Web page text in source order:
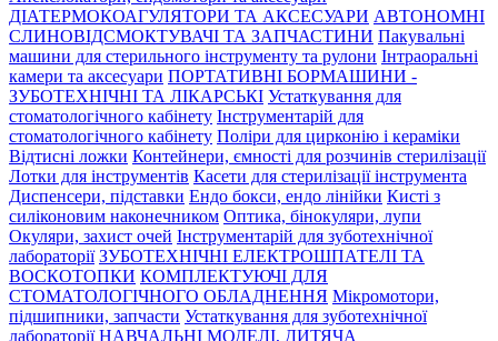
ДІАТЕРМОКОАГУЛЯТОРИ ТА АКСЕСУАРИ АВТОНОМНІ
СЛИНОВІДСМОКТУВАЧІ ТА ЗАПЧАСТИНИ Пакувальні
машини для стерильного інструменту та рулони Інтраоральні
камери та аксесуари ПОРТАТИВНІ БОРМАШИНИ -
ЗУБОТЕХНІЧНІ ТА ЛІКАРСЬКІ Устаткування для
стоматологічного кабінету Інструментарій для
стоматологічного кабінету Поліри для цирконію і кераміки
Відтисні ложки Контейнери, ємності для розчинів стерилізації
Лотки для інструментів Касети для стерилізації інструмента
Диспенсери, підставки Ендо бокси, ендо лінійки Кисті з
силіконовим наконечником Оптика, бінокуляри, лупи
Окуляри, захист очей Інструментарій для зуботехнічної
лабораторії ЗУБОТЕХНІЧНІ ЕЛЕКТРОШПАТЕЛІ ТА
ВОСКОТОПКИ КОМПЛЕКТУЮЧІ ДЛЯ
СТОМАТОЛОГІЧНОГО ОБЛАДНЕННЯ Мікромотори,
підшипники, запчасти Устаткування для зуботехнічної
лабораторії НАВЧАЛЬНІ МОДЕЛІ, ДИТЯЧА